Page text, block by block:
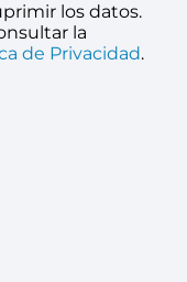
los datos.
la
de Privacidad.